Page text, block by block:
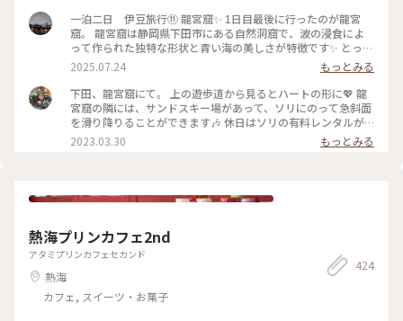
一泊二日 伊豆旅行⑪ 龍宮窟✨️ 1日目最後に行ったのが龍宮
窟。 龍宮窟は静岡県下田市にある自然洞窟で、波の浸食によ
って作られた独特な形状と青い海の美しさが特徴です✨️ とって
も神秘的でした✨️ 柵までしかいけませんが、素敵な景色に大満
足です。 駐車場の近くの階段を降りてすぐです💡 １日で、こ
れだけ色々まわりましたが、ちょうどルート上にあるところを
ほとんど寄ってる感じなので、ゆっくり観光満喫出来ました😊
#龍宮窟 #ゆるり夏時間 #開運旅
2025.07.24
もっとみる
下田、龍宮窟にて。 上の遊歩道から見るとハートの形に💖 龍
宮窟の隣には、サンドスキー場があって、ソリにのって急斜面
を滑り降りることができます🎶 休日はソリの有料レンタルが
あるみたいなのですが、行った日は平日でレンタルをしておら
ず…💦 ソリで遊んでいる親子を眺めていたら、ソリを貸してい
🙇‍♀️✨ #私のことりっぷ旅 #花だより #レトロな街 #Myことりっ
2023.03.30 もっとみる
熱海プリンカフェ2nd
アタミプリンカフェセカンド
熱海
カフェ, スイーツ・お菓子
424